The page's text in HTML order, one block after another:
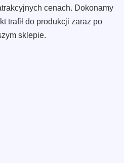
cenach. Dokonamy
trafił do produkcji zaraz po
sklepie.